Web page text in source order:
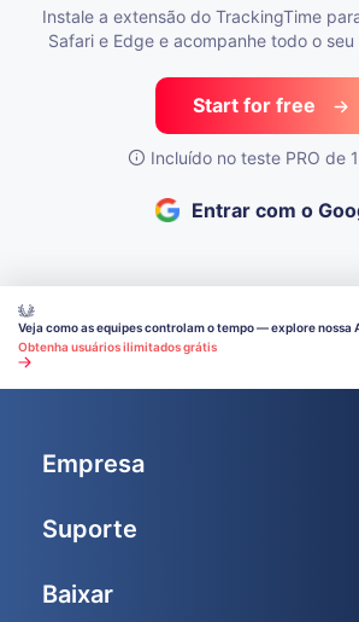
Instale a extensão do TrackingTime
Safari e Edge e acompanhe todo o
Start for free
Incluído no teste PRO de
Entrar com o
Veja como as equipes controlam o tempo — explore nossa
Obtenha usuários ilimitados grátis
Empresa
Suporte
Baixar